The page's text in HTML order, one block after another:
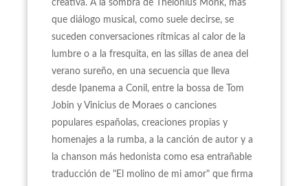
creativa. A la sombra de Thelonius Monk, más
que diálogo musical, como suele decirse, se
suceden conversaciones rítmicas al calor de la
lumbre o a la fresquita, en las sillas de anea del
verano sureño, en una secuencia que lleva
desde Ipanema a Conil, entre la bossa de Tom
Jobin y Vinicius de Moraes o canciones
populares españolas, creaciones propias y
homenajes a la rumba, a la canción de autor y a
la chanson más hedonista como esa entrañable
traducción de "El molino de mi amor" que firma